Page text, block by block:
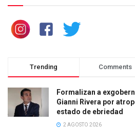
Trending Comments
Formalizan a
Gianni Rivera por
estado de ebriedad
2 AGOSTO 2026